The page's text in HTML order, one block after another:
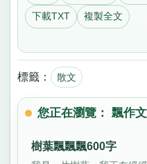
下載TXT 複製全文
標籤： 散文
您正在瀏覽： 飄作
樹葉飄飄飄600字